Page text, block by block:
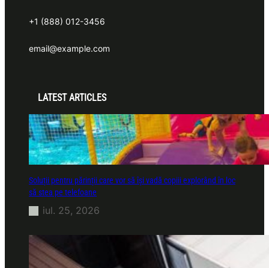
+1 (888) 012-3456
email@example.com
LATEST ARTICLES
Soluții pentru părinții care vor să își vadă copiii explorând în loc
să stea pe telefoane
iul. 25, 2026